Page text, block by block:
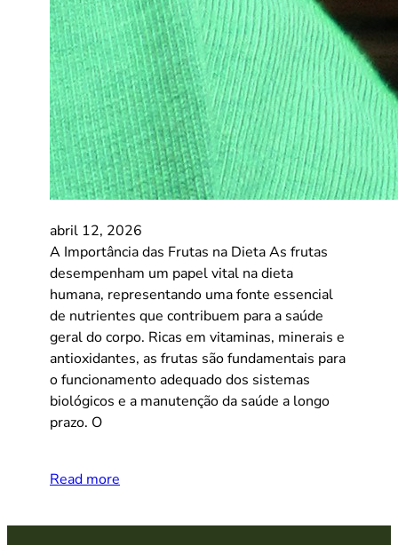
abril 12, 2026
A Importância das Frutas na Dieta As frutas
desempenham um papel vital na dieta
humana, representando uma fonte essencial
de nutrientes que contribuem para a saúde
geral do corpo. Ricas em vitaminas, minerais e
antioxidantes, as frutas são fundamentais para
o funcionamento adequado dos sistemas
biológicos e a manutenção da saúde a longo
prazo. O
Read more